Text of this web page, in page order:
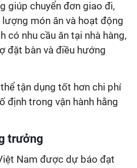
giúp chuyển đơn giao đi,
món ăn và hoạt động
có nhu cầu ăn tại nhà hàng,
đặt bàn và điều hướng
định trong vận hành hằng